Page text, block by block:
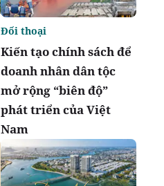
Kiến tạo chính sách để
doanh nhân dân tộc
mở rộng “biên độ”
phát triển của Việt
Nam
Đối thoại